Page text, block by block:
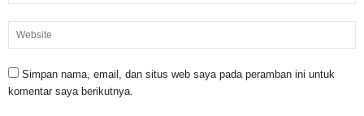
Simpan nama, email, dan situs web saya pada peramban ini untuk
komentar saya berikutnya.